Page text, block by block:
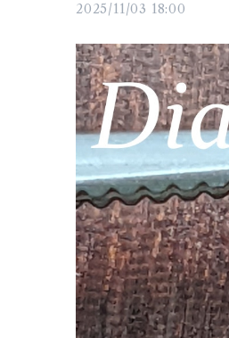
2025/11/03 18:00